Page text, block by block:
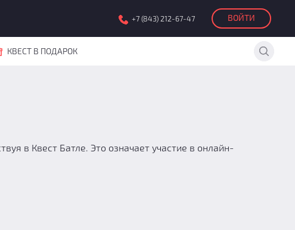
+7 (843) 212-67-47 ВОЙТИ
КВЕСТ В ПОДАРОК
в Квест Батле. Это означает участие в онлайн-